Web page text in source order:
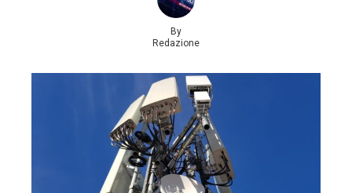
By
Redazione